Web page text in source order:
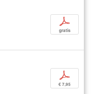
p
gratis
p
€ 7,95